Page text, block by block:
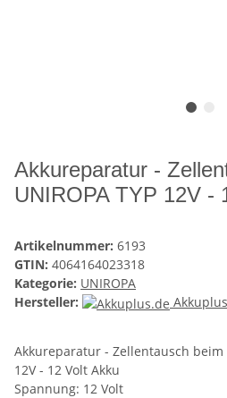
Akkureparatur -
UNIROPA TYP 12V -
Artikelnummer: 6193
GTIN: 4064164023318
Kategorie: UNIROPA
Hersteller:
Akkureparatur - Zellentausch beim
12V - 12 Volt Akku
Spannung: 12 Volt